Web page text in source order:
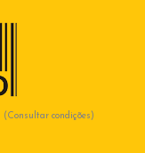
(Consultar condições)